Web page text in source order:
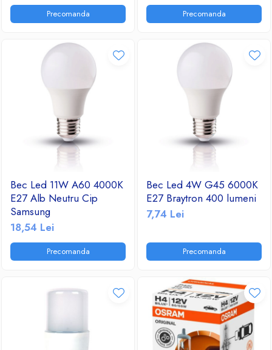
Precomanda Precomanda
Bec Led 11W A60 4000K
E27 Alb Neutru Cip
Samsung
18,54 Lei
Precomanda
Bec Led 4W G45 6000K
E27 Braytron 400 lumeni
7,74 Lei
Precomanda